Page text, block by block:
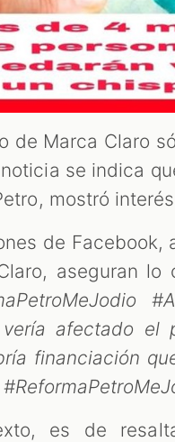
de Marca Claro
se indica
mostró
de
aseguran lo
afectado
financiación
es de